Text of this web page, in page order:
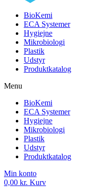
BioKemi
ECA Systemer
Hygiejne
Mikrobiologi
Plastik
Udstyr
Produktkatalog
Menu
BioKemi
ECA Systemer
Hygiejne
Mikrobiologi
Plastik
Udstyr
Produktkatalog
Min konto
0,00 kr. Kurv